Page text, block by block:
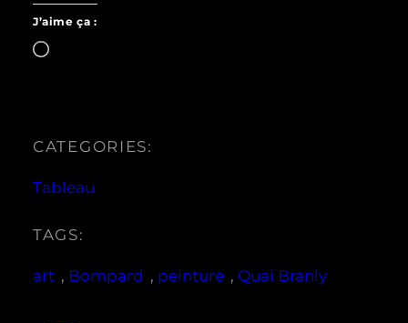
J’aime ça :
Chargement…
CATEGORIES:
Tableau
TAGS:
art , Bompard , peinture , Quai Branly